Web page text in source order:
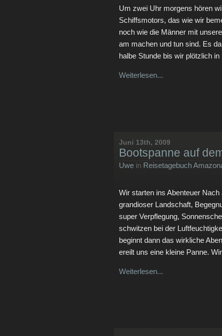
Um zwei Uhr morgens hören
Schiffsmotors, das wie wir
noch wie die Männer mit
am machen und tun sind. Es
halbe Stunde bis wir plötzlich
Weiterlesen...
Juni 13th, 2009
Bootspanne auf
Uwe in Reisetagebuch
Wir starten ins Abenteuer
grandioser Landschaft,
super Verpflegung,
schwitzen bei der
beginnt dann das wirkliche
ereilt uns eine kleine Panne.
Weiterlesen...